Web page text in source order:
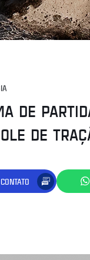
DE
DE